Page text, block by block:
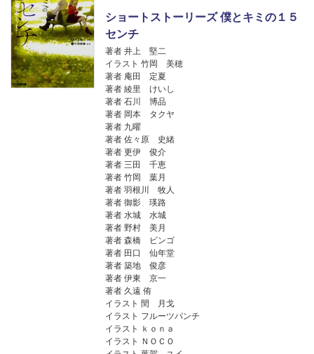
ショートストーリーズ 僕とキミの１５
センチ
著者 井上 堅二
イラスト 竹岡 美穂
著者 庵田 定夏
著者 綾里 けいし
著者 石川 博品
著者 岡本 タクヤ
著者 九曜
著者 佐々原 史緒
著者 更伊 俊介
著者 三田 千恵
著者 竹岡 葉月
著者 羽根川 牧人
著者 御影 瑛路
著者 水城 水城
著者 野村 美月
著者 森橋 ビンゴ
著者 田口 仙年堂
著者 築地 俊彦
著者 伊東 京一
著者 久遠 侑
イラスト 閏 月戈
イラスト フルーツパンチ
イラスト ｋｏｎａ
イラスト ＮＯＣＯ